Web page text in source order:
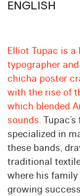
ENGLISH
Elliot Tupac is a
typographer
chicha poster
with the rise of
which blended
sounds.
specialized in
these bands,
traditional
where his
growing